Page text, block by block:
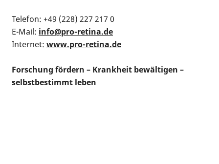
Telefon: +49 (228) 227 217 0
E-Mail: info@pro-retina.de
Internet: www.pro-retina.de
Forschung fördern – Krankheit bewältigen –
selbstbestimmt leben